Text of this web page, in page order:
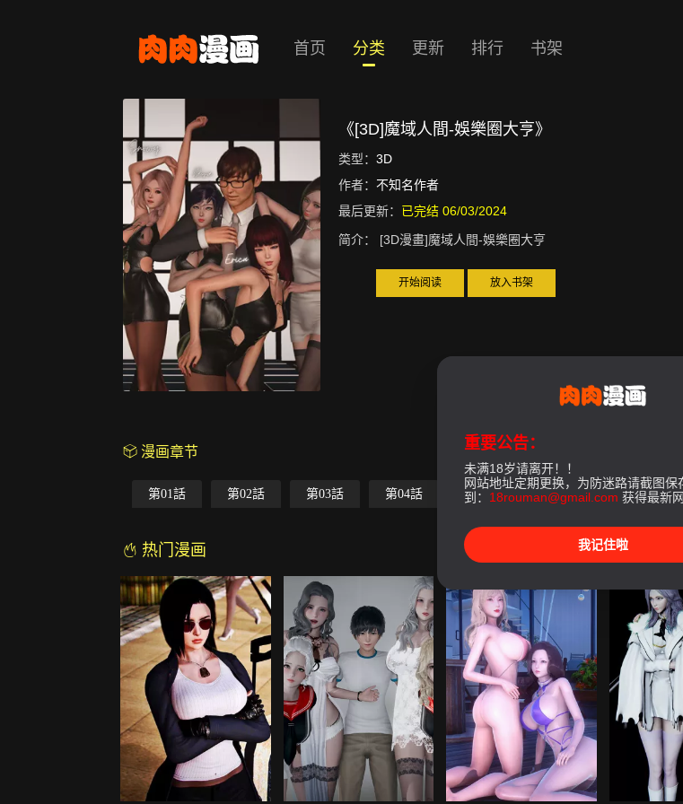
首页 分类 更新 排行 书架
《[3D]魔域人間-娛樂圈大亨》
类型： 3D
作者： 不知名作者
最后更新： 已完结 06/03/2024
简介：
[3D漫畫]魔域人間-娛樂圈大亨
开始阅读 放入书架
漫画章节
第01話 第02話 第03話 第04話 第05話 第06話-最終話
热门漫画
重要公告：
未满18岁请离开！！
网站地址定期更换，为防迷路请截图保
到： 18rouman@gmail.com 获得最新
我记住啦